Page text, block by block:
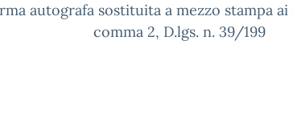
autografa sostituita a mezzo stampa ai
comma 2, D.lgs. n. 39/199